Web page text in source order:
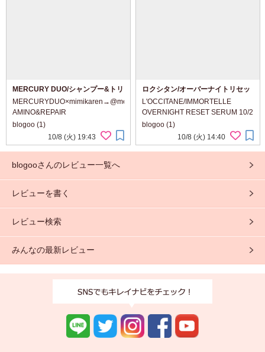
MERCURY DUO/シャンプー&トリ
ートメント
MERCURYDUO×mimikaren→@mercuryduomimikaren
AMINO&REPAIR
SHAMPOO&TREATMENT Sensual
Feminine Fragrance 洋服で人気の
マーキュリーデュオさんのシャン
ャルフェ...
blogoo (1)
10/8 (火) 19:43
ロクシタン/オーバーナイトリセッ
トセラム
L'OCCITANE/IMMORTELLE
OVERNIGHT RESET SERUM 10/2
にロクシタンのイモーテルオーバ
ーナイトリセットセラムがリニュ
ー
L'OCCITANE/IMMORTELLE
OVERNIGHT RESET SERUM 10/2
にロクシタンのイモーテルオーバ
ーナイトリセットセラムがリニュ
ーアル発売 イモーテルの良い香り
blogoo (1)
10/8 (火) 14:40
blogooさんのレビュー一覧へ
レビューを書く
レビュー検索
みんなの最新レビュー